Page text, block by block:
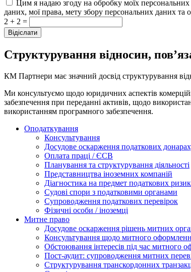
Цим я надаю згоду на обробку моїх
даних, мої права, мету збору персональних даних та
2 + 2 =
Структурування відносин,
КМ Партнери має значний досвід структурування
Ми консультуємо щодо юридичних аспектів
забезпечення при переданні активів, щодо
використанням програмного забезпечення.
Оподаткування
Консультування
Досудове оскарження податкових
Оплата праці / ЄСВ
Планування та структурування діяльності
Представництва іноземних компаній
Діагностика на предмет податкових
Судові спори з податковими органами
Супроводження податкових перевірок
Фізичні особи / іноземці
Митне право
Досудове оскарження рішень митних
Консультування щодо митного
Обстоювання інтересів під час митного
Пост-аудит: супроводження митних
Структурування транскордонних